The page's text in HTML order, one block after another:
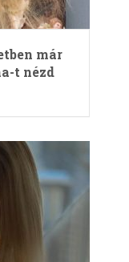
már
t nézd